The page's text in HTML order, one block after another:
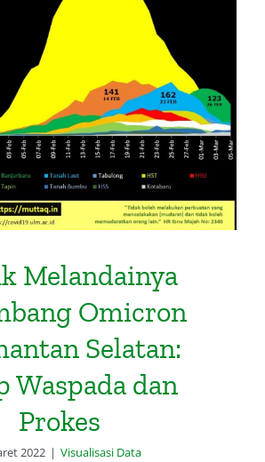
Gelombang
Kalimantan Selatan:
Waspada dan Prokes
Melandainya
Omicron
Selatan:
Waspada dan
Prokes
2022 | Visualisasi Data